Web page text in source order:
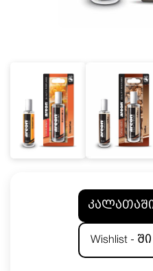
Wishlist -